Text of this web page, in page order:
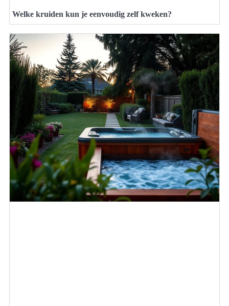
Welke kruiden kun je eenvoudig zelf kweken?